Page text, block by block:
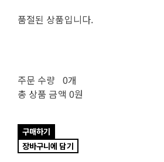
품절된 상품입니다.
주문 수량 0개
총 상품 금액 0원
구매하기
장바구니에 담기